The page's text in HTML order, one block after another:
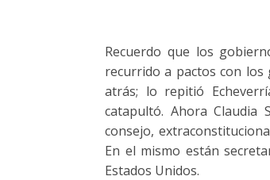
Recuerdo que los
recurrido a pactos con los
atrás; lo repitió
catapultó. Ahora Claudia
consejo,
En el mismo están
Estados Unidos.